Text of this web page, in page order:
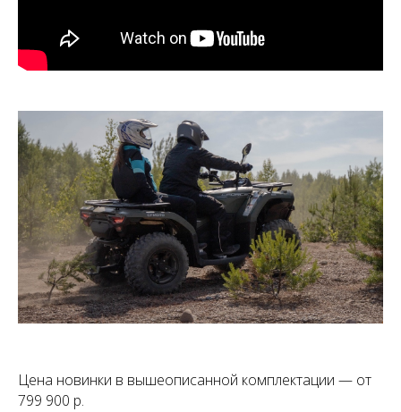
Цена новинки в вышеописанной комплектации — от
799 900 р.